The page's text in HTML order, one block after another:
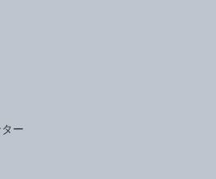
ー